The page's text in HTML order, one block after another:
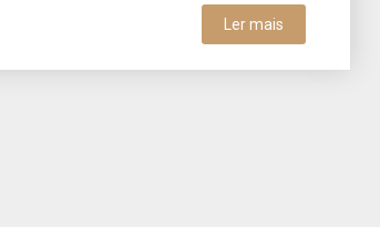
Ler mais